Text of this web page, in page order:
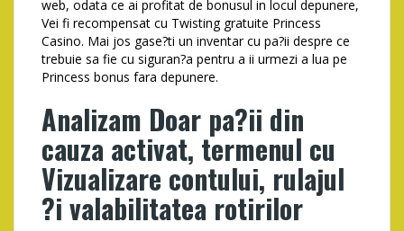
web, odata ce ai profitat de bonusul in locul depunere,
Vei fi recompensat cu Twisting gratuite Princess
Casino. Mai jos gase?ti un inventar cu pa?ii despre ce
trebuie sa fie cu siguran?a pentru a ii urmezi a lua pe
Princess bonus fara depunere.
Analizam Doar pa?ii din
cauza activat, termenul cu
Vizualizare contului, rulajul
?i valabilitatea rotirilor